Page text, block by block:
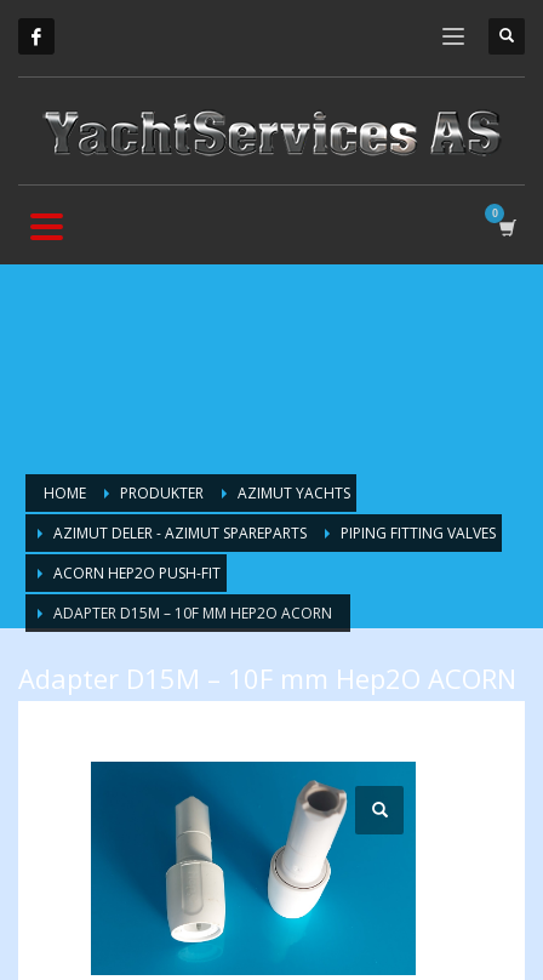
HOME PRODUKTER
AZIMUT YACHTS
AZIMUT DELER - AZIMUT SPAREPARTS
PIPING FITTING VALVES
ACORN HEP2O PUSH-FIT
ADAPTER D15M – 10F MM HEP2O ACORN
Adapter D15M – 10F mm Hep2O ACORN